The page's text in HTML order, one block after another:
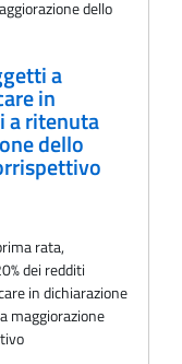
dello
a
in
a ritenuta
dello
rata,
dei redditi
in dichiarazione
maggiorazione